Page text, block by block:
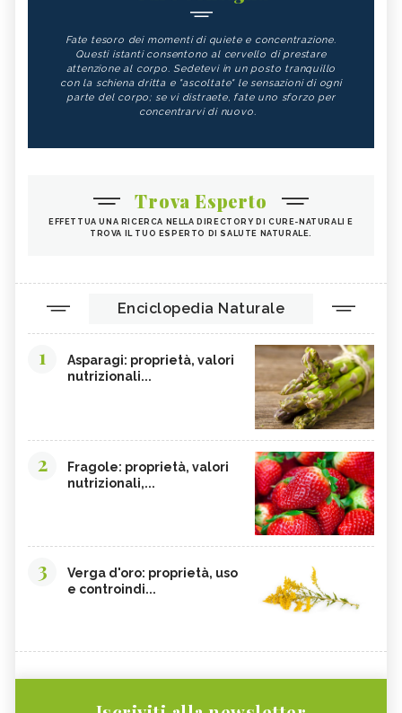
Fate tesoro dei momenti di quiete e concentrazione.
Questi istanti consentono al cervello di prestare
attenzione al corpo. Sedetevi in un posto tranquillo
con la schiena dritta e "ascoltate" le sensazioni di ogni
parte del corpo; se vi distraete, fate uno sforzo per
concentrarvi di nuovo.
Trova Esperto
EFFETTUA UNA RICERCA NELLA DIRECTORY DI CURE-NATURALI E
TROVA IL TUO ESPERTO DI SALUTE NATURALE.
Enciclopedia Naturale
1
Asparagi: proprietà, valori
nutrizionali...
2
Fragole: proprietà, valori
nutrizionali,...
3
Verga d'oro: proprietà, uso
e controindi...